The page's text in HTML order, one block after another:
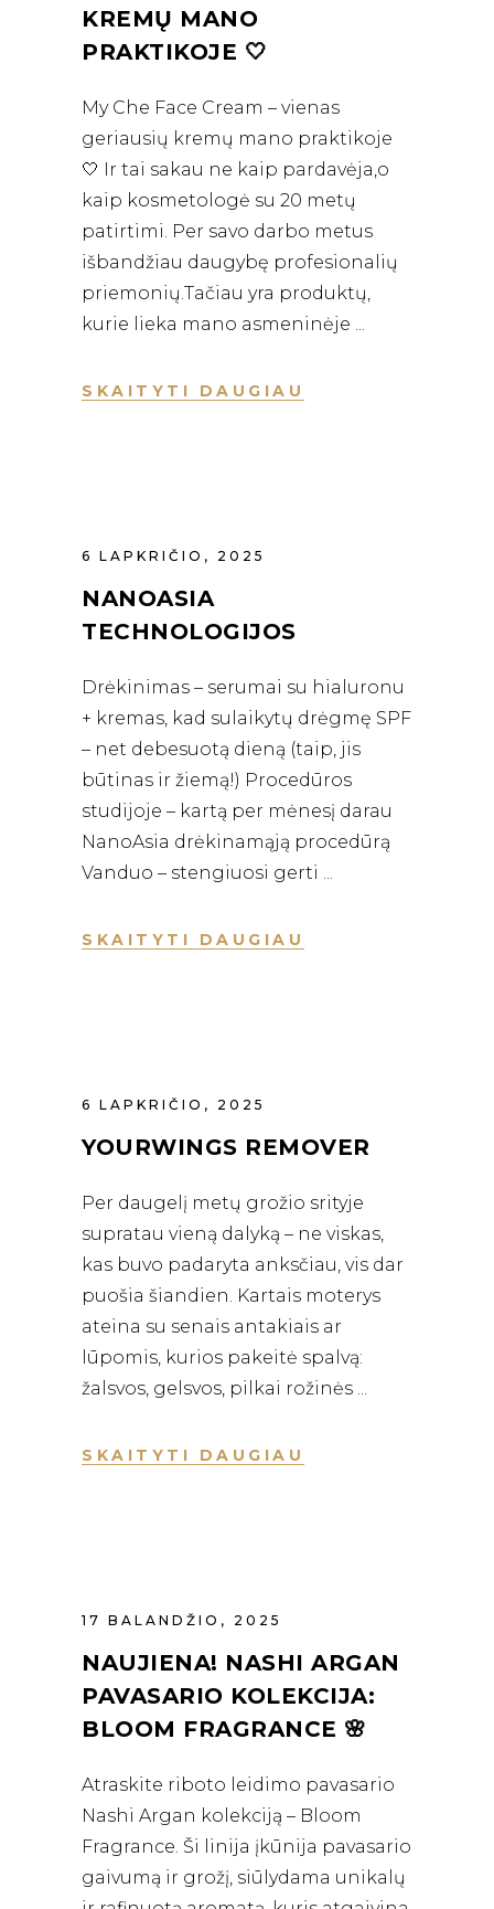
KREMŲ MANO
PRAKTIKOJE 🤍
My Che Face Cream – vienas
geriausių kremų mano praktikoje
🤍 Ir tai sakau ne kaip pardavėja,o
kaip kosmetologė su 20 metų
patirtimi. Per savo darbo metus
išbandžiau daugybę profesionalių
priemonių.Tačiau yra produktų,
kurie lieka mano asmeninėje
SKAITYTI DAUGIAU
6 LAPKRIČIO, 2025
NANOASIA
TECHNOLOGIJOS
Drėkinimas – serumai su hialuronu
+ kremas, kad sulaikytų drėgmę SPF
– net debesuotą dieną (taip, jis
būtinas ir žiemą!) Procedūros
studijoje – kartą per mėnesį darau
NanoAsia drėkinamąją procedūrą
Vanduo – stengiuosi gerti
SKAITYTI DAUGIAU
6 LAPKRIČIO, 2025
YOURWINGS REMOVER
Per daugelį metų grožio srityje
supratau vieną dalyką – ne viskas,
kas buvo padaryta anksčiau, vis dar
puošia šiandien. Kartais moterys
ateina su senais antakiais ar
lūpomis, kurios pakeitė spalvą:
žalsvos, gelsvos, pilkai rožinės
SKAITYTI DAUGIAU
17 BALANDŽIO, 2025
NAUJIENA! NASHI ARGAN
PAVASARIO KOLEKCIJA:
BLOOM FRAGRANCE 🌸
Atraskite riboto leidimo pavasario
Nashi Argan kolekciją – Bloom
Fragrance. Ši linija įkūnija pavasario
gaivumą ir grožį, siūlydama unikalų